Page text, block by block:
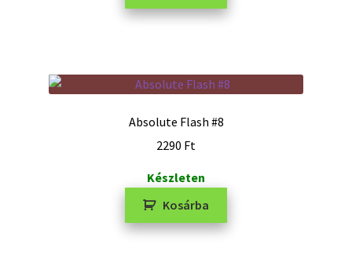
Absolute Flash #8
2290 Ft
Készleten
Kosárba